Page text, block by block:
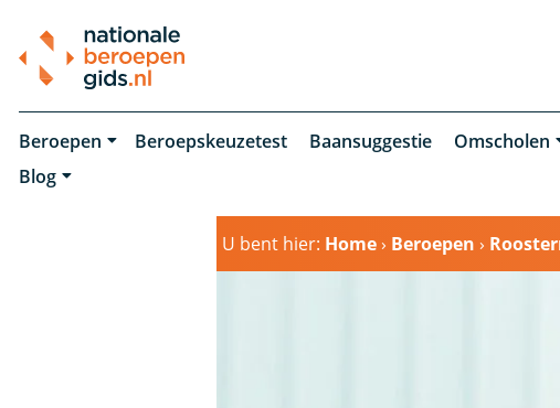
Beroepen Beroepskeuzetest Baansuggestie Omscholen
Blog
U bent hier: Home› Beroepen ›